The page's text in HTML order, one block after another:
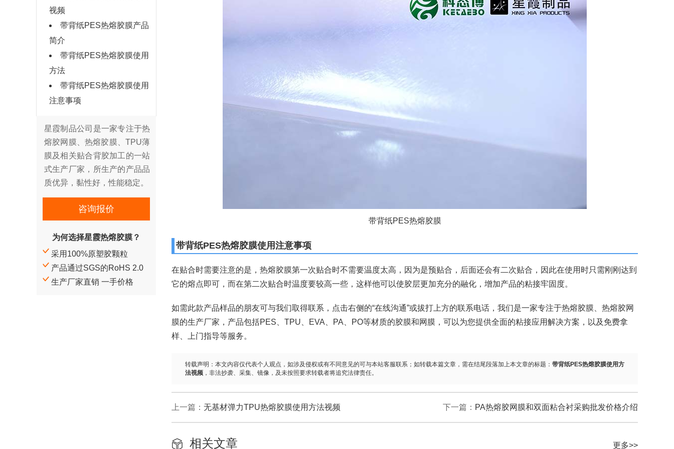
视频
带背纸PES热熔胶膜产品
简介
带背纸PES热熔胶膜使用
方法
带背纸PES热熔胶膜使用
注意事项
星霞制品公司是一家专注于热
熔胶网膜、热熔胶膜、TPU薄
膜及相关贴合背胶加工的一站
式生产厂家，所生产的产品品
质优异，黏性好，性能稳定。
咨询报价
为何选择星霞热熔胶膜？
采用100%原塑胶颗粒
产品通过SGS的RoHS 2.0
生产厂家直销 一手价格
带背纸PES热熔胶膜
带背纸PES热熔胶膜使用注意事项
在贴合时需要注意的是，热熔胶膜第一次贴合时不需要温度太高，因为是预贴合，后面还会有二次贴合，因此在使用时只需刚刚达到
它的熔点即可，而在第二次贴合时温度要较高一些，这样他可以使胶层更加充分的融化，增加产品的粘接牢固度。
如需此款产品样品的朋友可与我们取得联系，点击右侧的“在线沟通”或拔打上方的联系电话，我们是一家专注于热熔胶膜、热熔胶网
膜的生产厂家，产品包括PES、TPU、EVA、PA、PO等材质的胶膜和网膜，可以为您提供全面的粘接应用解决方案，以及免费拿
样、上门指导等服务。
转载声明：本文内容仅代表个人观点，如涉及侵权或有不同意见的可与本站客服联系；如转载本篇文章，需在结尾段落加上本文章的标题： 带背纸PES热熔胶膜使用方
法视频 ，非法抄袭、采集、镜像，及未按照要求转载者将追究法律责任。
上一篇： 无基材弹力TPU热熔胶膜使用方法视频 下一篇： PA热熔胶网膜和双面粘合衬采购批发价格介绍
更多>>
相关文章